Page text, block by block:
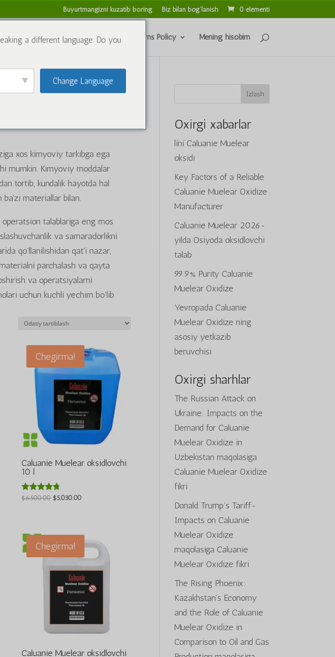
Buyurtmangizni kuzatib boring Biz bilan bog'lanish 0 elementi
Biz bilan bog'lanish Refunds & Returns Policy Mening hisobim
xos kimyoviy tarkibga ega
mumkin. Kimyoviy moddalar
tortib, kundalik hayotda hal
materiallar bilan.
talablariga eng mos
va samaradorlikni
qo'llanilishidan qat'i nazar,
parchalash va qayta
va operatsiyalarni
uchun kuchli yechim bo'lib
Chegirma!
Caluanie Muelear oksidlovchi
10 l
5 bahodan
$6,500.00 Asl
$5,030.00Joriy
Chegirma!
Caluanie Muelear oksidlovchi
Izlash
Oxirgi xabarlar
líní Caluanie Muelear
oksidi
Key Factors of a Reliable
Caluanie Muelear Oxidize
Manufacturer
Caluanie Muelear 2026-
yilda Osiyoda oksidlovchi
talab
99.9% Purity Caluanie
Muelear Oxidize
Yevropada Caluanie
Muelear Oxidize ning
asosiy yetkazib
beruvchisi
Oxirgi sharhlar
The Russian Attack on
Ukraine: Impacts on the
Demand for Caluanie
Muelear Oxidize in
Uzbekistan maqolasiga
Caluanie Muelear Oxidize
fikri
Donald Trump’s Tariff-
Impacts on Caluanie
Muelear Oxidize
maqolasiga Caluanie
Muelear Oxidize fikri
The Rising Phoenix:
Kazakhstan’s Economy
and the Role of Caluanie
Muelear Oxidize in
Comparison to Oil and Gas
a different language. Do you
Change Language